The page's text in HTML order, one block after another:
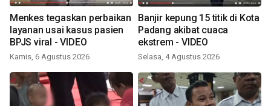
Menkes tegaskan perbaikan
layanan usai kasus pasien
BPJS viral - VIDEO
Kamis, 6 Agustus 2026
Banjir kepung 15 titik di Kota
Padang akibat cuaca
ekstrem - VIDEO
Selasa, 4 Agustus 2026